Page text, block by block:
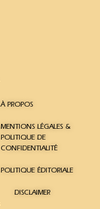
À PROPOS
MENTIONS LÉGALES &
POLITIQUE DE
CONFIDENTIALITÉ
POLITIQUE ÉDITORIALE
DISCLAIMER